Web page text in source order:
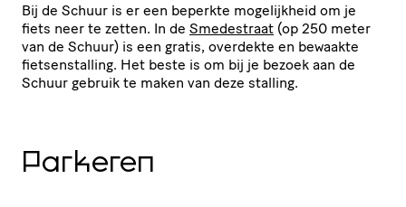
Bij de Schuur is er een beperkte moge­lijk­heid om je
fiets neer te zetten. In de Smedestraat (op 250 meter
van de Schuur) is een gratis, overdekte en bewaakte
fiet­sen­stal­ling. Het beste is om bij je bezoek aan de
Schuur gebruik te maken van deze stalling.
Parkeren